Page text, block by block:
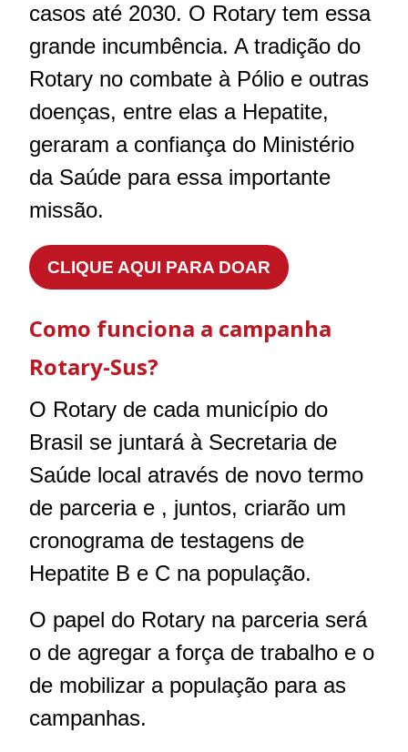
casos até 2030. O Rotary tem essa
grande incumbência. A tradição do
Rotary no combate à Pólio e outras
doenças, entre elas a Hepatite,
geraram a confiança do Ministério
da Saúde para essa importante
missão.
CLIQUE AQUI PARA DOAR
Como funciona a campanha
Rotary-Sus?
O Rotary de cada município do
Brasil se juntará à Secretaria de
Saúde local através de novo termo
de parceria e , juntos, criarão um
cronograma de testagens de
Hepatite B e C na população.
O papel do Rotary na parceria será
o de agregar a força de trabalho e o
de mobilizar a população para as
campanhas.